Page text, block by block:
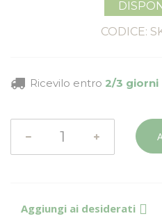
CODICE:
Ricevilo entro 2/3 giorni
Aggiungi ai desiderati